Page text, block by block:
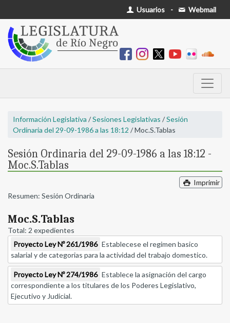
Usuarios - Webmail
Información Legislativa /Sesiones Legislativas /Sesión
Ordinaria del 29-09-1986 a las 18:12 / Moc.S.Tablas
Sesión Ordinaria del 29-09-1986 a las 18:12 -
Moc.S.Tablas
Imprimir
Resumen: Sesión Ordinaria
Moc.S.Tablas
Total: 2 expedientes
Proyecto Ley Nº 261/1986 Establecese el regimen basico
salarial y de categorias para la actividad del trabajo domestico.
Proyecto Ley Nº 274/1986 Establece la asignación del cargo
correspondiente a los titulares de los Poderes Legislativo,
Ejecutivo y Judicial.